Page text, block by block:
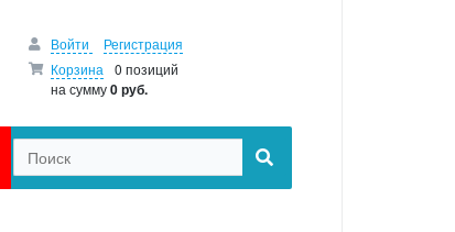
Войти
Регистрация
Корзина
0 позиций
на сумму0 руб.